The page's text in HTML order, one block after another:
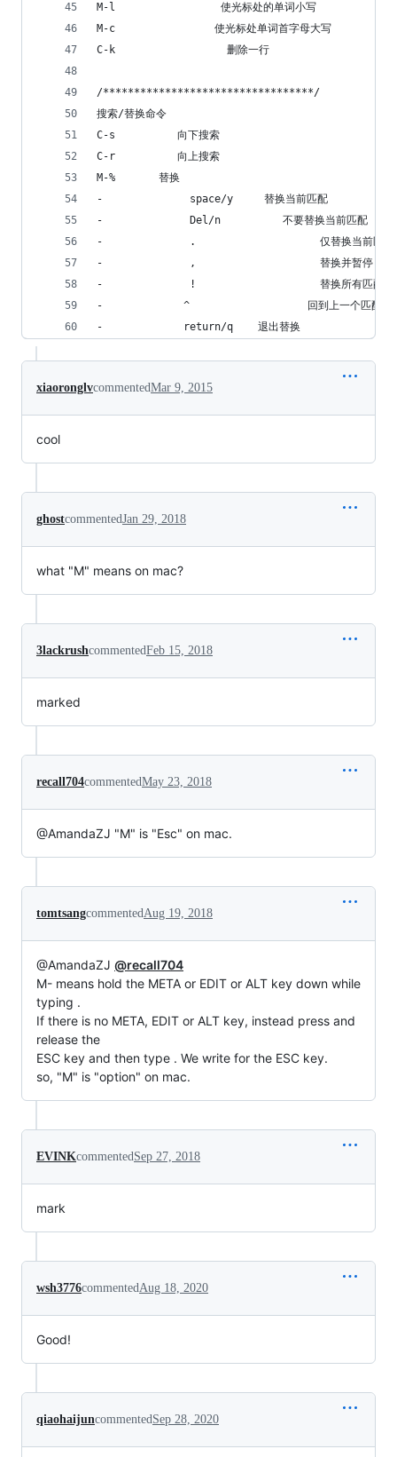
M-l                 使光标处的单词小写
M-c                使光标处单词首字母大写
C-k                  删除一行
/**********************************/
搜索/替换命令
C-s          向下搜索
C-r          向上搜索
M-%       替换
-              space/y     替换当前匹配
-              Del/n          不要替换当前匹配
-              .                    仅替换当前匹配并
-              ,                    替换并暂停(按
-              !                    替换所有匹配
-             ^                   回到上一个匹配位
-             return/q    退出替换
xiaoronglvcommentedMar 9, 2015
cool
ghostcommentedJan 29, 2018
what "M" means on mac?
3lackrushcommentedFeb 15, 2018
marked
recall704commentedMay 23, 2018
@AmandaZJ "M" is "Esc" on mac.
tomtsangcommentedAug 19, 2018
@AmandaZJ @recall704
M- means hold the META or EDIT or ALT key down while
typing .
If there is no META, EDIT or ALT key, instead press and
release the
ESC key and then type . We write for the ESC key.
so, "M" is "option" on mac.
EVINKcommentedSep 27, 2018
mark
wsh3776commentedAug 18, 2020
Good!
qiaohaijuncommentedSep 28, 2020